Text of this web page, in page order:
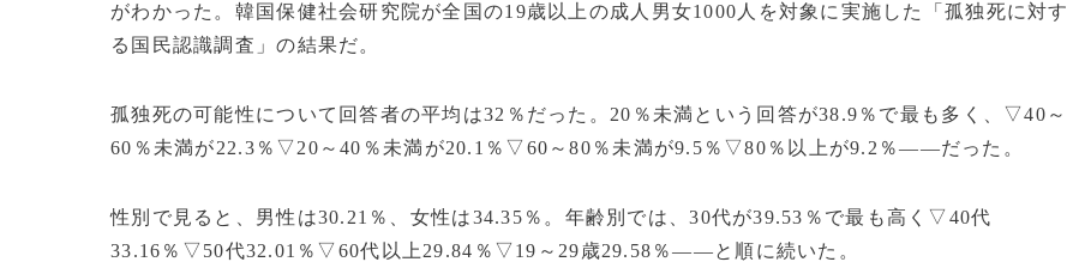
がわかった。韓国保健社会研究院が全国の19歳以上の成人男女1000人を対象に実施した「孤独死に対す
る国民認識調査」の結果だ。
孤独死の可能性について回答者の平均は32％だった。20％未満という回答が38.9％で最も多く、▽40～
60％未満が22.3％▽20～40％未満が20.1％▽60～80％未満が9.5％▽80％以上が9.2％――だった。
性別で見ると、男性は30.21％、女性は34.35％。年齢別では、30代が39.53％で最も高く▽40代
33.16％▽50代32.01％▽60代以上29.84％▽19～29歳29.58％――と順に続いた。